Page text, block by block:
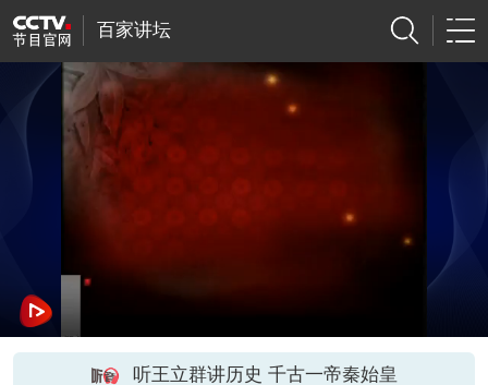
百家讲坛
听王立群讲历史 千古一帝秦始皇